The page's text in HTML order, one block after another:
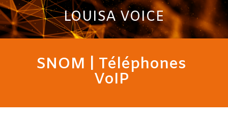
LOUISA VOICE
SNOM | Téléphones
VoIP